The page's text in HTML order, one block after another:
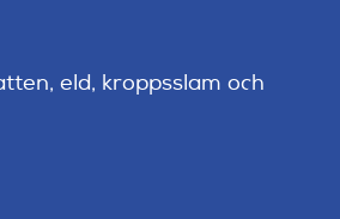
eld, kroppsslam och